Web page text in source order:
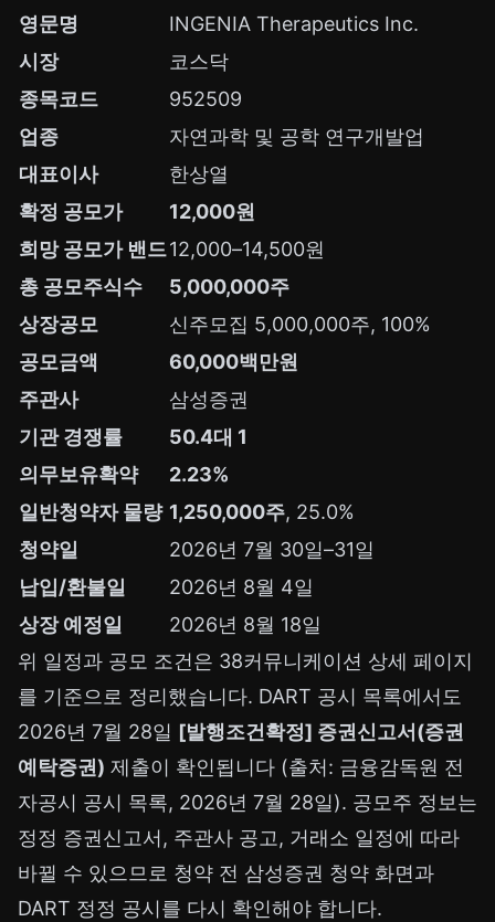
영문명
INGENIA Therapeutics Inc.
시장
코스닥
종목코드
952509
업종
자연과학 및 공학 연구개발업
대표이사
한상열
확정 공모가
12,000원
희망 공모가 밴드12,000–14,500원
총 공모주식수
5,000,000주
상장공모
신주모집 5,000,000주, 100%
공모금액
60,000백만원
주관사
삼성증권
기관 경쟁률
50.4대 1
의무보유확약
2.23%
일반청약자 물량 1,250,000주, 25.0%
청약일
2026년 7월 30일–31일
납입/환불일
2026년 8월 4일
상장 예정일
2026년 8월 18일
위 일정과 공모 조건은 38커뮤니케이션 상세 페이지
를 기준으로 정리했습니다. DART 공시 목록에서도
2026년 7월 28일 [발행조건확정] 증권신고서(증권
예탁증권) 제출이 확인됩니다 (출처: 금융감독원 전
자공시 공시 목록, 2026년 7월 28일). 공모주 정보는
정정 증권신고서, 주관사 공고, 거래소 일정에 따라
바뀔 수 있으므로 청약 전 삼성증권 청약 화면과
DART 정정 공시를 다시 확인해야 합니다.